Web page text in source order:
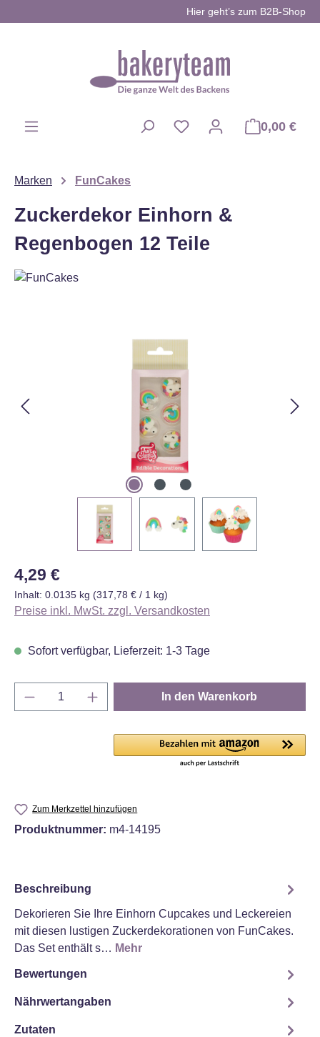
Hier geht’s zum B2B-Shop
0,00 €
Marken FunCakes
Zuckerdekor Einhorn &
Regenbogen 12 Teile
Regulärer Preis:
4,29 €
Inhalt: 0.0135 kg (317,78 € / 1 kg)
Preise inkl. MwSt. zzgl. Versandkosten
Sofort verfügbar, Lieferzeit: 1-3 Tage
Produkt Anzahl: Gib den gewünschten
In den Warenkorb
Zum Merkzettel hinzufügen
Produktnummer: m4-14195
Beschreibung
Dekorieren Sie Ihre Einhorn Cupcakes und Leckereien
mit diesen lustigen Zuckerdekorationen von FunCakes.
Das Set enthält s… Mehr
Bewertungen
Nährwertangaben
Zutaten